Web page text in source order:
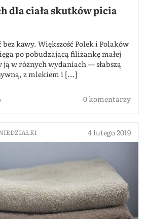
dla ciała skutków picia
kawy. Większość Polek i Polaków
po pobudzającą filiżankę małej
w różnych wydaniach — słabszą
z mlekiem i [...]
0 komentarzy
4 lutego 2019